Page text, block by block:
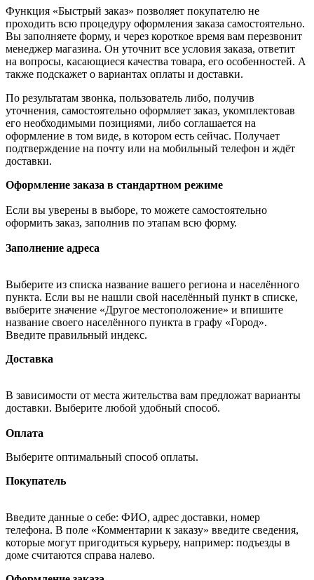
Функция «Быстрый заказ» позволяет покупателю не
проходить всю процедуру оформления заказа самостоятельно.
Вы заполняете форму, и через короткое время вам перезвонит
менеджер магазина. Он уточнит все условия заказа, ответит
на вопросы, касающиеся качества товара, его особенностей. А
также подскажет о вариантах оплаты и доставки.
По результатам звонка, пользователь либо, получив
уточнения, самостоятельно оформляет заказ, укомплектовав
его необходимыми позициями, либо соглашается на
оформление в том виде, в котором есть сейчас. Получает
подтверждение на почту или на мобильный телефон и ждёт
доставки.
Оформление заказа в стандартном режиме
Если вы уверены в выборе, то можете самостоятельно
оформить заказ, заполнив по этапам всю форму.
Заполнение адреса
Выберите из списка название вашего региона и населённого
пункта. Если вы не нашли свой населённый пункт в списке,
выберите значение «Другое местоположение» и впишите
название своего населённого пункта в графу «Город».
Введите правильный индекс.
Доставка
В зависимости от места жительства вам предложат варианты
доставки. Выберите любой удобный способ.
Оплата
Выберите оптимальный способ оплаты.
Покупатель
Введите данные о себе: ФИО, адрес доставки, номер
телефона. В поле «Комментарии к заказу» введите сведения,
которые могут пригодиться курьеру, например: подъезды в
доме считаются справа налево.